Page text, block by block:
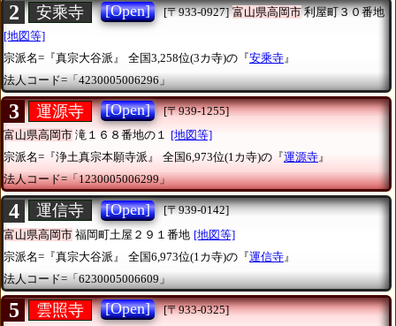
2 安乘寺 [Open] [〒933-0927] 富山県高岡市利屋町３０番地
[地図等]
宗派名=『真宗大谷派』
全国3,258位(3カ寺)の『安乘寺』
法人コード=「4230005006296」
3 運源寺 [Open]
[〒939-1255]
富山県高岡市 滝１６８番地の１ [地図等]
宗派名=『浄土真宗本願寺派』
全国6,973位(1カ寺)の『運源寺』
法人コード=「1230005006299」
4 運信寺 [Open]
[〒939-0142]
富山県高岡市 福岡町土屋２９１番地 [地図等]
宗派名=『真宗大谷派』
全国6,973位(1カ寺)の『運信寺 』
法人コード=「6230005006609」
5 雲照寺 [Open]
[〒933-0325]